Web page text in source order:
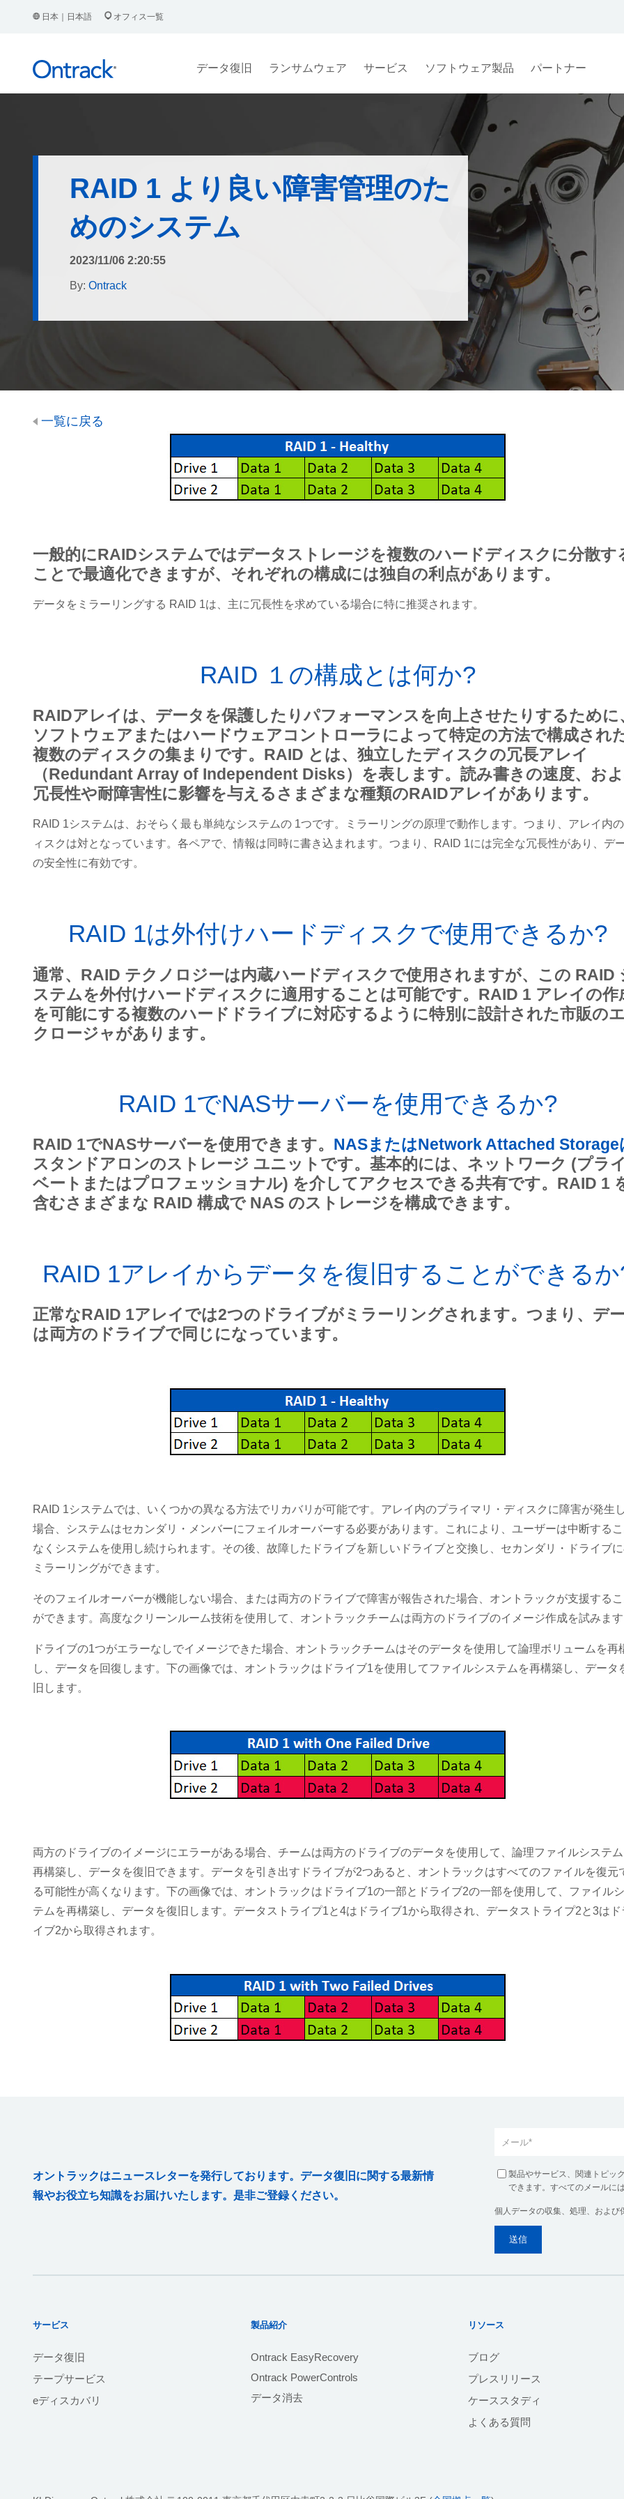
日本｜日本語 オフィス一覧
データ復旧 ランサムウェア サービス ソフトウェア製品 パートナー
RAID 1 より良い障害管理のた
めのシステム
2023/11/06 2:20:55
By: Ontrack
一覧に戻る
一般的にRAIDシステムではデータストレージを複数のハードディスクに分散す
ことで最適化できますが、それぞれの構成には独自の利点があります。
データをミラーリングする RAID 1は、主に冗長性を求めている場合に特に推奨されます。
RAID １の構成とは何か?
RAIDアレイは、データを保護したりパフォーマンスを向上させたりするために
ソフトウェアまたはハードウェアコントローラによって特定の方法で構成され
複数のディスクの集まりです。RAID とは、独立したディスクの冗長アレイ
（Redundant Array of Independent Disks）を表します。読み書きの速度、お
冗長性や耐障害性に影響を与えるさまざまな種類のRAIDアレイがあります。
RAID 1システムは、おそらく最も単純なシステムの 1つです。ミラーリングの原理で動作します。つまり、アレイ内
ィスクは対となっています。各ペアで、情報は同時に書き込まれます。つまり、RAID 1には完全な冗長性があり、デ
の安全性に有効です。
RAID 1は外付けハードディスクで使用できるか?
通常、RAID テクノロジーは内蔵ハードディスクで使用されますが、この RAID
ステムを外付けハードディスクに適用することは可能です。RAID 1 アレイの作
を可能にする複数のハードドライブに対応するように特別に設計された市販の
クロージャがあります。
RAID 1でNASサーバーを使用できるか?
RAID 1でNASサーバーを使用できます。 NASまたはNetwork Attached Storage
スタンドアロンのストレージ ユニットです。基本的には、ネットワーク (プライ
ベートまたはプロフェッショナル) を介してアクセスできる共有です。RAID 1
含むさまざまな RAID 構成で NAS のストレージを構成できます。
RAID 1アレイからデータを復旧することができる
正常なRAID 1アレイでは2つのドライブがミラーリングされます。つまり、デ
は両方のドライブで同じになっています。
RAID 1システムでは、いくつかの異なる方法でリカバリが可能です。アレイ内のプライマリ・ディスクに障害が発生
場合、システムはセカンダリ・メンバーにフェイルオーバーする必要があります。これにより、ユーザーは中断するこ
なくシステムを使用し続けられます。その後、故障したドライブを新しいドライブと交換し、セカンダリ・ドライブ
ミラーリングができます。
そのフェイルオーバーが機能しない場合、または両方のドライブで障害が報告された場合、オントラックが支援するこ
ができます。高度なクリーンルーム技術を使用して、オントラックチームは両方のドライブのイメージ作成を試みます
ドライブの1つがエラーなしでイメージできた場合、オントラックチームはそのデータを使用して論理ボリュームを再
し、データを回復します。下の画像では、オントラックはドライブ1を使用してファイルシステムを再構築し、データ
旧します。
両方のドライブのイメージにエラーがある場合、チームは両方のドライブのデータを使用して、論理ファイルシステム
再構築し、データを復旧できます。データを引き出すドライブが2つあると、オントラックはすべてのファイルを復元
る可能性が高くなります。下の画像では、オントラックはドライブ1の一部とドライブ2の一部を使用して、ファイル
テムを再構築し、データを復旧します。データストライプ1と4はドライブ1から取得され、データストライプ2と3はド
イブ2から取得されます。
オントラックはニュースレターを発行しております。データ復旧に関する最新情
報やお役立ち知識をお届けいたします。是非ご登録ください。
製品やサービス、関連トピッ
できます。すべてのメールに
個人データの収集、処理、および
サービス
データ復旧
テープサービス
eディスカバリ
製品紹介
Ontrack EasyRecovery
Ontrack PowerControls
データ消去
リソース
ブログ
プレスリリース
ケーススタディ
よくある質問